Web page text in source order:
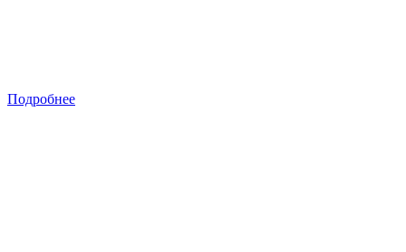
Подробнее